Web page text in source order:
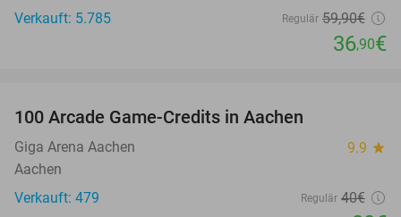
Verkauft: 5.785
Regulär 59,90€
36,90€
100 Arcade Game-Credits in Aachen
Giga Arena Aachen 9.9 star
Aachen
Verkauft: 479
Regulär 40€